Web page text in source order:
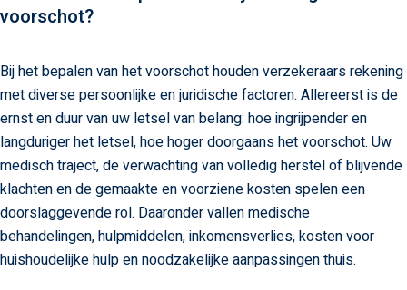
voorschot?
Bij het bepalen van het voorschot houden verzekeraars rekening
met diverse persoonlijke en juridische factoren. Allereerst is de
ernst en duur van uw letsel van belang: hoe ingrijpender en
langduriger het letsel, hoe hoger doorgaans het voorschot. Uw
medisch traject, de verwachting van volledig herstel of blijvende
klachten en de gemaakte en voorziene kosten spelen een
doorslaggevende rol. Daaronder vallen medische
behandelingen, hulpmiddelen, inkomensverlies, kosten voor
huishoudelijke hulp en noodzakelijke aanpassingen thuis.